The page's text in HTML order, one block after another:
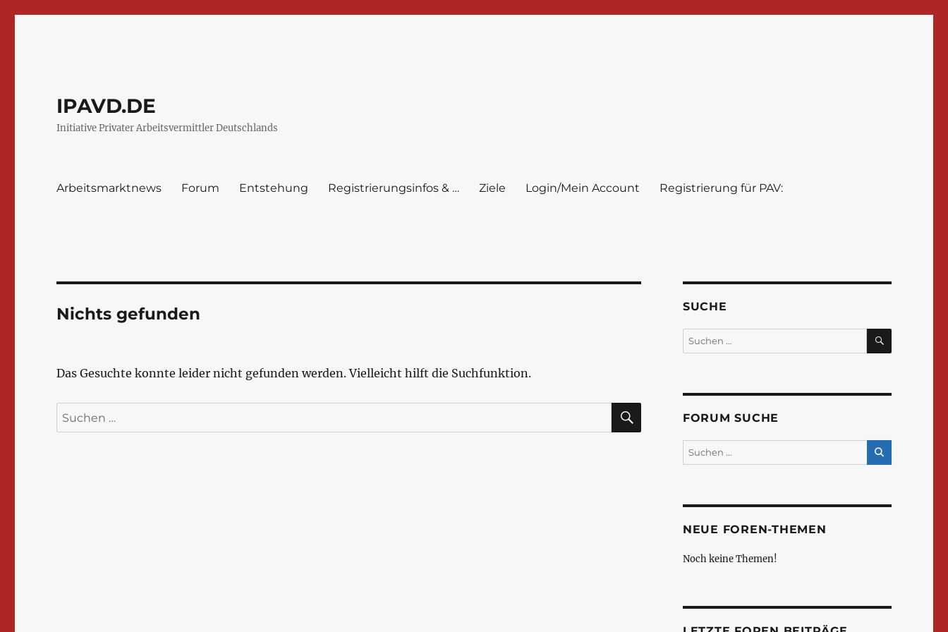
IPAVD.DE
Initiative Privater Arbeitsvermittler Deutschlands
Arbeitsmarktnews Forum Entstehung Registrierungsinfos & … Ziele Login/Mein Account Registrierung für PAV:
Nichts gefunden
Das Gesuchte konnte leider nicht gefunden werden. Vielleicht hilft die Suchfunktion.
Suchen
nach:
SUCHEN
SUCHE
Suchen
nach:
SUCHEN
FORUM SUCHE
NEUE FOREN-THEMEN
Noch keine Themen!